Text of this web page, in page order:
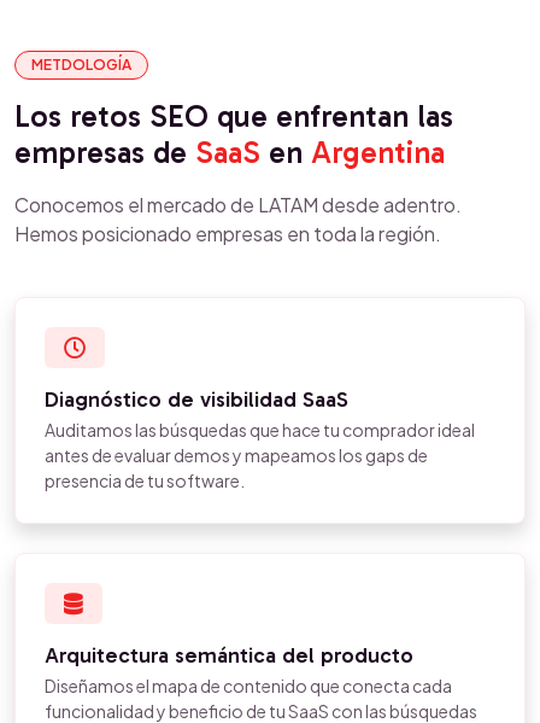
METDOLOGÍA
Los retos SEO que enfrentan las
empresas de SaaS en Argentina
Conocemos el mercado de LATAM desde adentro.
Hemos posicionado empresas en toda la región.
Diagnóstico de visibilidad SaaS
Auditamos las búsquedas que hace tu comprador ideal
antes de evaluar demos y mapeamos los gaps de
presencia de tu software.
Arquitectura semántica del producto
Diseñamos el mapa de contenido que conecta cada
funcionalidad y beneficio de tu SaaS con las búsquedas